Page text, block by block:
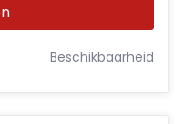
Beschikbaarheid